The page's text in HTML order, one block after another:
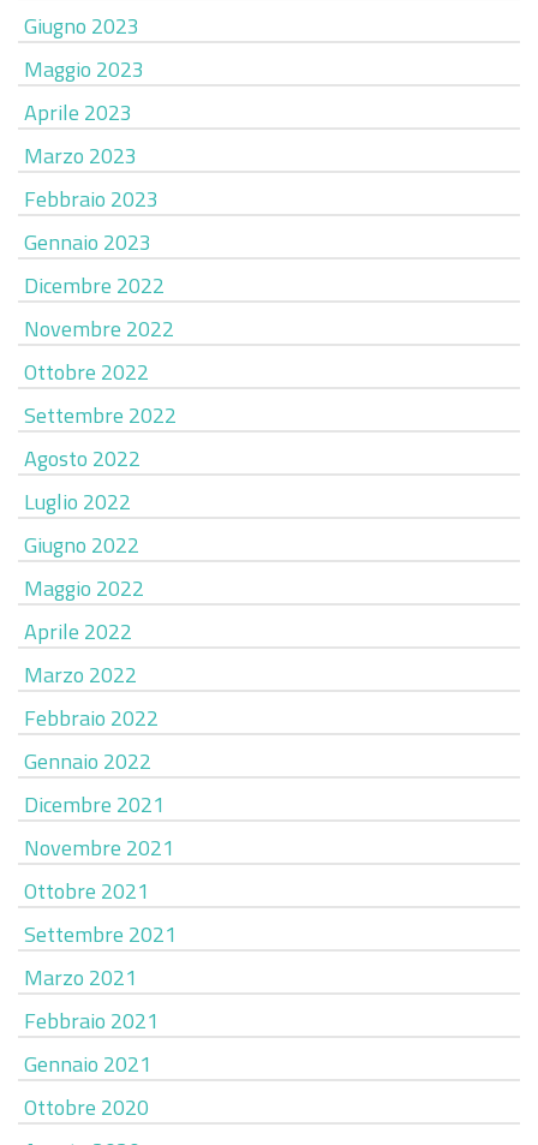
Giugno 2023
Maggio 2023
Aprile 2023
Marzo 2023
Febbraio 2023
Gennaio 2023
Dicembre 2022
Novembre 2022
Ottobre 2022
Settembre 2022
Agosto 2022
Luglio 2022
Giugno 2022
Maggio 2022
Aprile 2022
Marzo 2022
Febbraio 2022
Gennaio 2022
Dicembre 2021
Novembre 2021
Ottobre 2021
Settembre 2021
Marzo 2021
Febbraio 2021
Gennaio 2021
Ottobre 2020